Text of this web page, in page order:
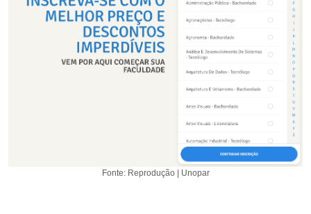
Fonte: Reprodução | Unopar